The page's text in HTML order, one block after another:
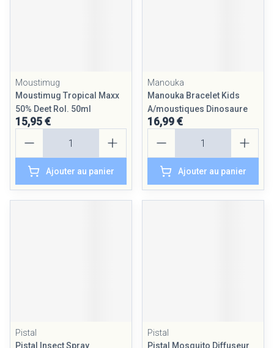
Moustimug
Moustimug Tropical Maxx
50% Deet Rol. 50ml
15,95 €
Ajouter au panier
Manouka
Manouka Bracelet Kids
A/moustiques Dinosaure
16,99 €
Ajouter au panier
Pistal
Pistal Insect Spray
Pistal
Pistal Mosquito Diffuseur